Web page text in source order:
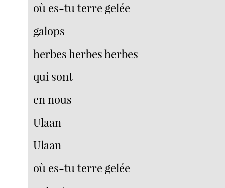
où es-tu terre gelée
galops
herbes herbes herbes
qui sont
en nous
Ulaan
Ulaan
où es-tu terre gelée